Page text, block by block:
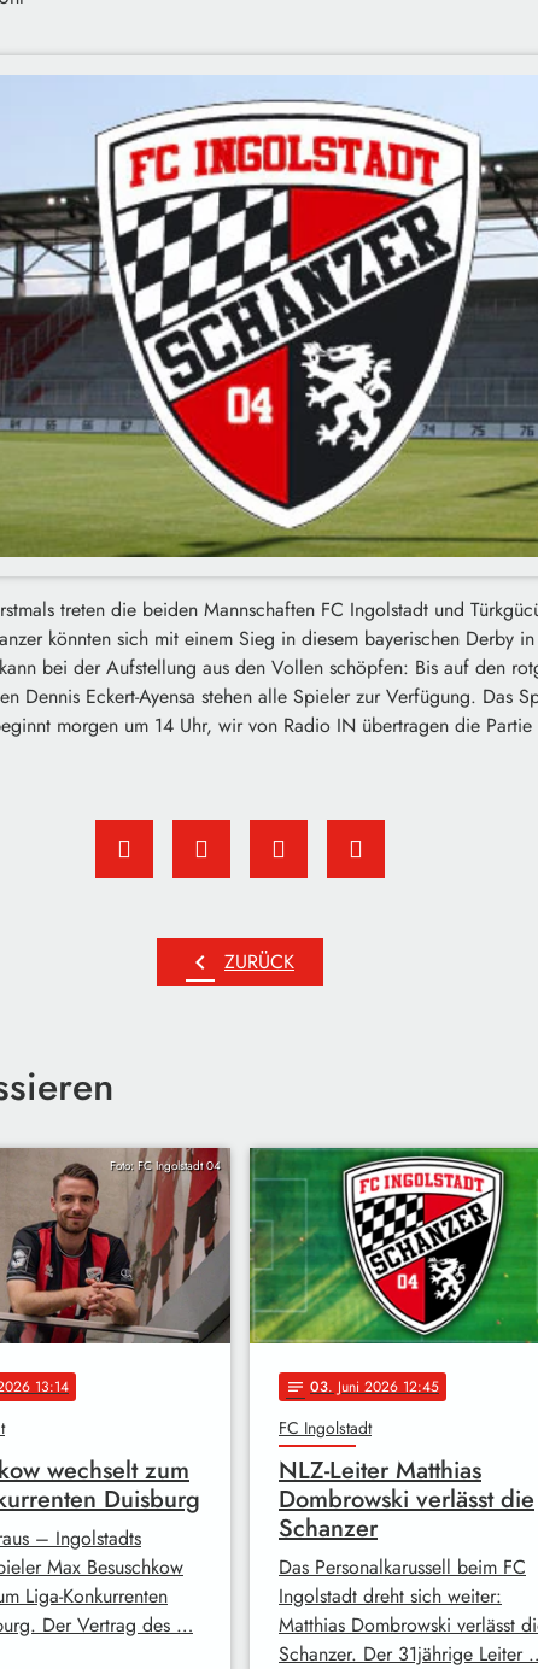
treten die beiden Mannschaften FC Ingolstadt und
könnten sich mit einem Sieg in diesem bayerischen Derby
bei der Aufstellung aus den Vollen schöpfen: Bis auf den
Dennis Eckert-Ayensa stehen alle Spieler zur Verfügung. Das
morgen um 14 Uhr, wir von Radio IN übertragen die
chevron_left ZURÜCK
Foto: FC Ingolstadt 04
13:14
wechselt zum
Duisburg
– Ingolstadts
Max Besuschkow
Liga-Konkurrenten
Der Vertrag des …
notes 03. Juni 2026 12:45
FC Ingolstadt
NLZ-Leiter Matthias
Dombrowski verlässt die
Schanzer
Das Personalkarussell beim FC
Ingolstadt dreht sich weiter:
Matthias Dombrowski verlässt
Schanzer. Der 31jährige Leiter